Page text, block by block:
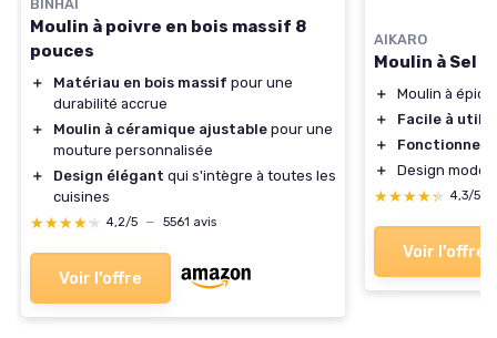
BINHAI
Moulin à poivre en bois massif 8
pouces
＋ Matériau en bois massif pour une
durabilité accrue
＋
Moulin à céramique ajustable pour une
mouture personnalisée
＋
Design élégant qui s'intègre à toutes les
cuisines
★★★★★
★★★★★ 4,2/5 — 5561 avis
Voir l'offre
AIKARO
Moulin à Sel
＋
Moulin à
＋
Facile à
＋
Fonctionne
＋
Design
★★★★★
★★★★★ 4,3/5
Voir l'offre